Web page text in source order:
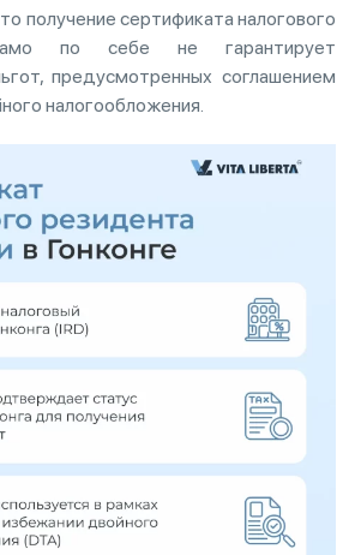
получение сертификата налогового
по себе не гарантирует
предусмотренных соглашением
налогообложения.